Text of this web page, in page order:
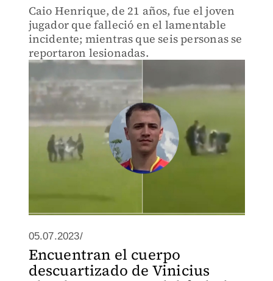
Caio Henrique, de 21 años, fue el joven
jugador que falleció en el lamentable
incidente; mientras que seis personas se
reportaron lesionadas.
05.07.2023/
Encuentran el cuerpo
descuartizado de Vinicius